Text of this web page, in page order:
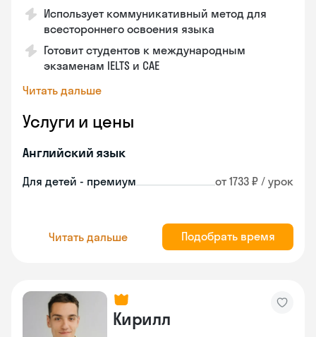
Использует коммуникативный метод для
всестороннего освоения языка
Готовит студентов к международным
экзаменам IELTS и CAE
Читать дальше
Услуги и цены
Английский язык
Для детей - премиум от 1733 ₽ / урок
Читать дальше Подобрать время
Кирилл